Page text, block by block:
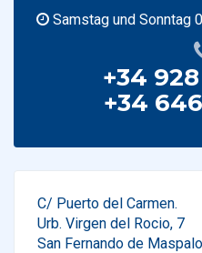
Samstag und Sonntag
+34
+34
C/ Puerto del Carmen.
Urb. Virgen del Rocio, 7
San Fernando de